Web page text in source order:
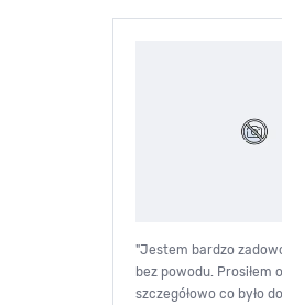
"Jestem bardzo
bez powodu.
szczegółowo co było